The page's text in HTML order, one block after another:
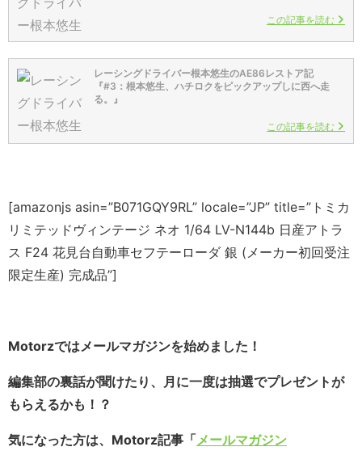
この記事を読む
レーシングドライバー根本悠生のAE86レストア記
『#3：根本悠生、ハチロクをピックアップしに西へ走
る。』
この記事を読む
[amazonjs asin=”B071GQY9RL” locale=”JP” title=”トミカ
リミテッドヴィンテージ ネオ 1/64 LV-N144b 日産アトラ
ス F24 花見台自動車セフテーローダ 銀 (メーカー初回受注
限定生産) 完成品”]
Motorzではメールマガジンを始めました！
編集部の裏話が聞けたり、月に一度は抽選でプレゼントが
もらえるかも！？
気になった方は、Motorz記事「メールマガジン